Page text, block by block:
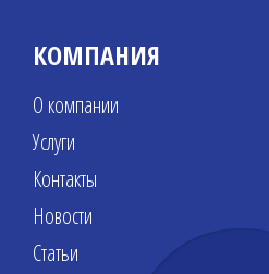
КОМПАНИЯ
О компании
Услуги
Контакты
Новости
Статьи